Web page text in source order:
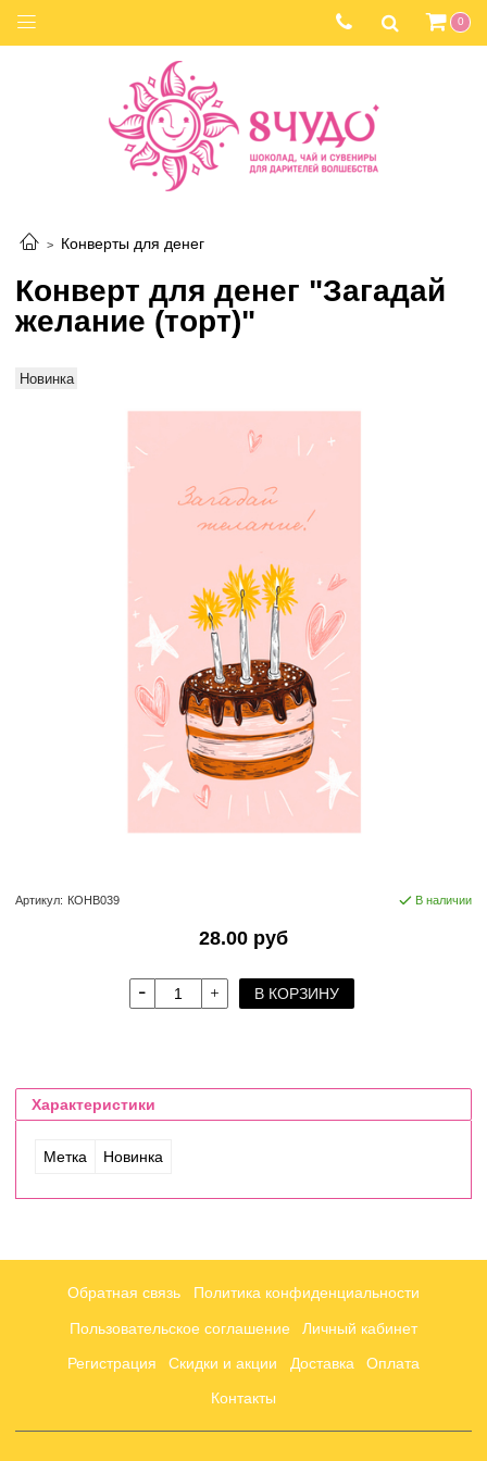
0
Конверты для денег
Конверт для денег "Загадай
желание (торт)"
Новинка
Артикул: КОНВ039 В наличии
28.00 руб
В КОРЗИНУ
Характеристики
Метка Новинка
Обратная связь Политика конфиденциальности
Пользовательское соглашение Личный кабинет
Регистрация Скидки и акции Доставка Оплата
Контакты